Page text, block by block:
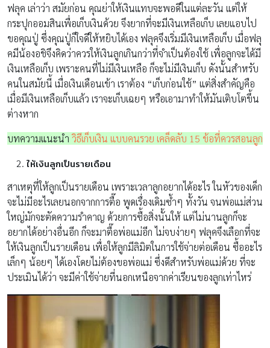
ฟลุค เล่าว่า สมัยก่อน คุณย่าให้เงินแทบจะพอดีในแต่ละวัน แต่ให้
กระปุกออมสินเพื่อเก็บเงินด้วย จึงยากที่จะมีเงินเหลือเก็บ เลยแอบไป
ขอคุณปู่ ซึ่งคุณปู่ก็ใจดีให้หยิบได้เอง ฟลุคจึงเริ่มมีเงินเหลือเก็บ เมื่อฟลุ
คมีน้องอชิจึงคิดว่าควรให้เงินลูกเกินกว่าที่จำเป็นต้องใช้ เพื่อลูกจะได้มี
เงินเหลือเก็บ เพราะคนที่ไม่มีเงินเหลือ ก็จะไม่มีเงินเก็บ ดังนั้นสำหรับ
คนในสมัยนี้ เมื่อเงินเดือนเข้า เราต้อง “เก็บก่อนใช้” แต่สิ่งสำคัญคือ
เมื่อมีเงินเหลือเก็บแล้ว เราจะเก็บเฉยๆ หรือเอามาทำให้มันเติบโตขึ้น
ต่างหาก
บทความแนะนำ วิธีเก็บเงิน แบบคนรวย เคล็ดลับ 15 ข้อที่ควรสอนลูก
ให้เงินลูกเป็นรายเดือน
สาเหตุที่ให้ลูกเป็นรายเดือน เพราะเวลาลูกอยากได้อะไร ในหัวของเด็ก
จะไม่มีอะไรเลยนอกจากการตื๊อ พูดเรื่องเดิมซ้ำๆ ทั้งวัน จนพ่อแม่ส่วน
ใหญ่มักจะตัดความรำคาญ ด้วยการซื้อสิ่งนั้นให้ แต่ไม่นานลูกก็จะ
อยากได้อย่างอื่นอีก ก็จะมาตื๊อพ่อแม่อีก ไม่จบง่ายๆ ฟลุคจึงเลือกที่จะ
ให้เงินลูกเป็นรายเดือน เพื่อให้ลูกมีลิมิตในการใช้จ่ายต่อเดือน ซื้ออะไร
เล็กๆ น้อยๆ ได้เองโดยไม่ต้องขอพ่อแม่ ซึ่งดีสำหรับพ่อแม่ด้วย ที่จะ
ประเมินได้ว่า จะมีค่าใช้จ่ายที่นอกเหนือจากค่าเรียนของลูกเท่าไหร่